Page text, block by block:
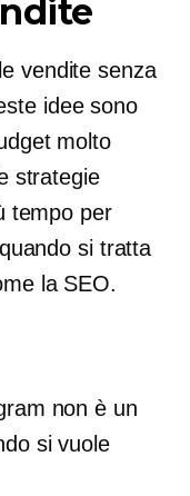
vendite senza
idee sono
molto
strategie
tempo per
si tratta
la SEO.
non è un
si vuole